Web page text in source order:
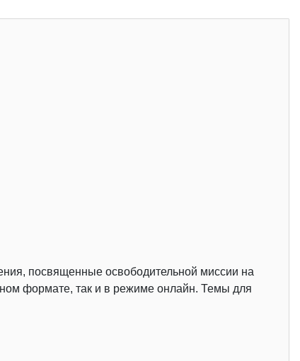
посвященные освободительной миссии на
формате, так и в режиме онлайн. Темы для